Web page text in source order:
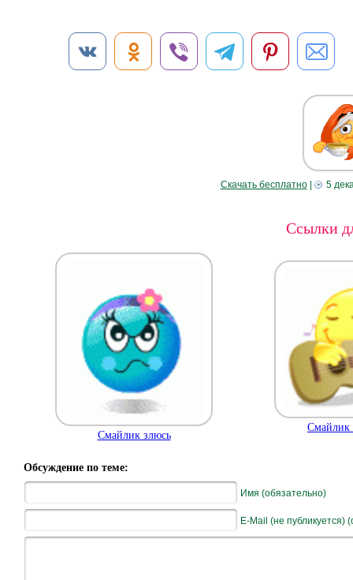
Скачать бесплатно| 5
Ссылки
Смайлик злюсь
Смайлик
Обсуждение по теме:
Имя (обязательно)
E-Mail (не публикуется)